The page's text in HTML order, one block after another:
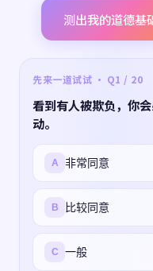
测出我的道德基
先来一道试试 · Q1 / 20
看到有人被欺负，你
动。
A 非常同意
B 比较同意
C 一般